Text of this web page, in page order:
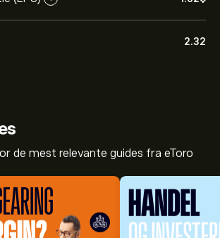
2.32
de mest relevante guides fra eToro